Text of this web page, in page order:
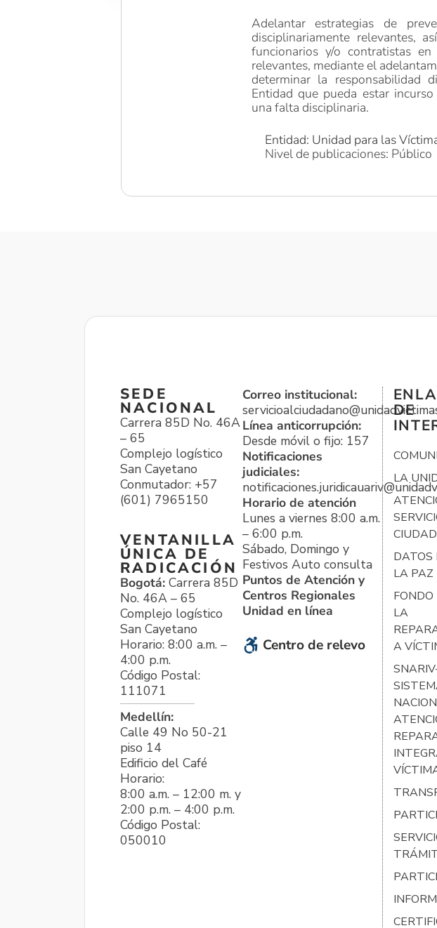
Adelantar estrategias de
disciplinariamente relevantes,
funcionarios y/o contratistas
relevantes, mediante el
determinar la responsabilidad
Entidad que pueda estar
una falta disciplinaria.
Entidad: Unidad para las
Nivel de publicaciones: Público
SEDE
NACIONAL
Carrera 85D No. 46A
– 65
Complejo logístico
San Cayetano
Conmutador: +57
(601) 7965150
VENTANILLA
ÚNICA DE
RADICACIÓN
Bogotá: Carrera 85D
No. 46A – 65
Complejo logístico
San Cayetano
Horario: 8:00 a.m. –
4:00 p.m.
Código Postal:
111071
Medellín:
Calle 49 No 50-21
piso 14
Edificio del Café
Horario:
8:00 a.m. – 12:00 m. y
2:00 p.m. – 4:00 p.m.
Código Postal:
050010
Correo institucional:
Línea anticorrupción:
Desde móvil o fijo: 157
Notificaciones
judiciales:
Horario de atención
Lunes a viernes 8:00 a.m.
– 6:00 p.m.
Sábado, Domingo y
Festivos Auto consulta
Puntos de Atención y
Centros Regionales
Unidad en línea
Centro de relevo
DE
LA
DATOS
LA PAZ
LA
A